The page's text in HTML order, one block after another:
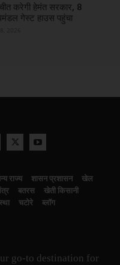
करेगी हेमंत सरकार, 8
गेस्ट हाउस पहुंचा
राज्य शासन प्रशासन
खेल
बतरस
खेती किसानी
चटोरे ब्लॉग
go-to destination for